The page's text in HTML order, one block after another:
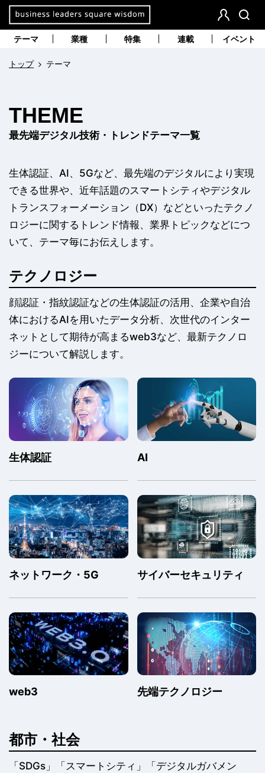
会
検
テーマ 業種 特集 連載 イベント
トップ テーマ
THEME
最先端デジタル技術・トレンドテーマ一覧
生体認証、AI、5Gなど、最先端のデジタルにより実現
できる世界や、近年話題のスマートシティやデジタル
トランスフォーメーション（DX）などといったテクノ
ロジーに関するトレンド情報、業界トピックなどにつ
いて、テーマ毎にお伝えします。
テクノロジー
顔認証・指紋認証などの生体認証の活用、企業や自治
体におけるAIを用いたデータ分析、次世代のインター
ネットとして期待が高まるweb3など、最新テクノロ
ジーについて解説します。
生体認証 AI
ネットワーク・5G サイバーセキュリティ
web3 先端テクノロジー
都市・社会
「SDGs」「スマートシティ」「デジタルガバメン